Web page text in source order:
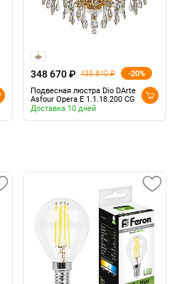
348 670 ₽ 435 840 ₽
-20%
Подвесная люстра Dio DArte
Asfour Opera E 1.1.18.200 CG
Доставка 10 дней